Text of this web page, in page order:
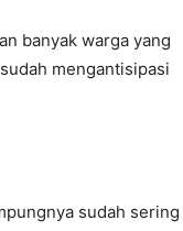
banyak warga yang
mengantisipasi
sudah sering